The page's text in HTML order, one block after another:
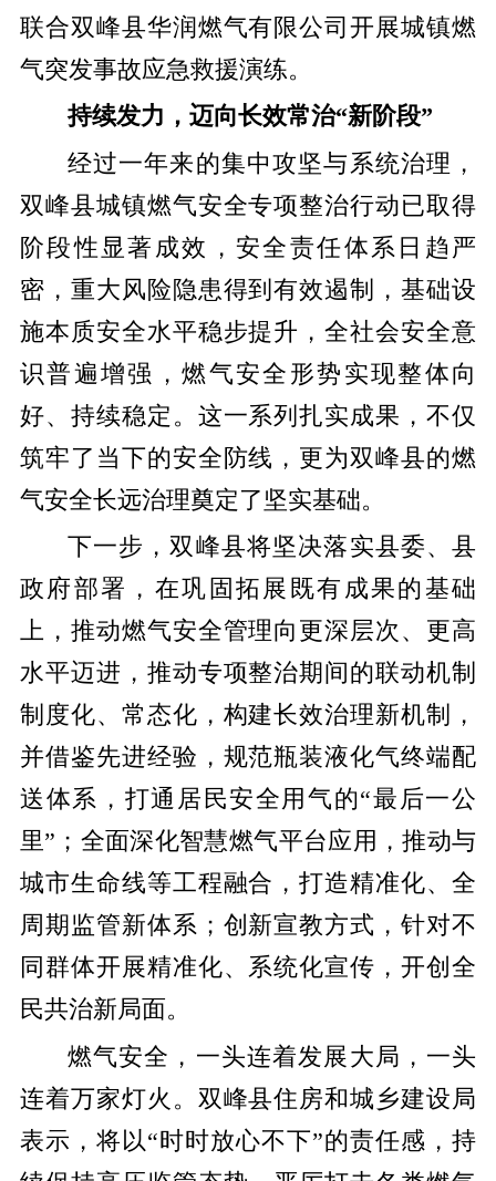
联合双峰县华润燃气有限公司开展城镇燃
气突发事故应急救援演练。
持续发力，迈向长效常治“新阶段”
经过一年来的集中攻坚与系统治理，
双峰县城镇燃气安全专项整治行动已取得
阶段性显著成效，安全责任体系日趋严
密，重大风险隐患得到有效遏制，基础设
施本质安全水平稳步提升，全社会安全意
识普遍增强，燃气安全形势实现整体向
好、持续稳定。这一系列扎实成果，不仅
筑牢了当下的安全防线，更为双峰县的燃
气安全长远治理奠定了坚实基础。
下一步，双峰县将坚决落实县委、县
政府部署，在巩固拓展既有成果的基础
上，推动燃气安全管理向更深层次、更高
水平迈进，推动专项整治期间的联动机制
制度化、常态化，构建长效治理新机制，
并借鉴先进经验，规范瓶装液化气终端配
送体系，打通居民安全用气的“最后一公
里”；全面深化智慧燃气平台应用，推动与
城市生命线等工程融合，打造精准化、全
周期监管新体系；创新宣教方式，针对不
同群体开展精准化、系统化宣传，开创全
民共治新局面。
燃气安全，一头连着发展大局，一头
连着万家灯火。双峰县住房和城乡建设局
表示，将以“时时放心不下”的责任感，持